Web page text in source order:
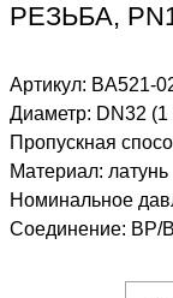
РЕЗЬБА,
Артикул: BA521-
Диаметр: DN32
Пропускная
Материал: латунь
Номинальное
Соединение: ВР/